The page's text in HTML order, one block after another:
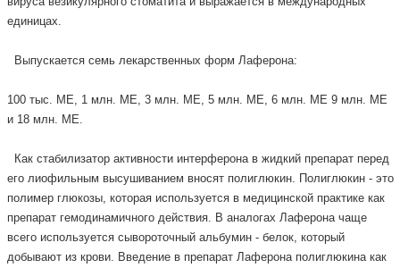
единицах.
Выпускается семь лекарственных форм Лаферона:
100 тыс. МЕ, 1 млн. МЕ, 3 млн. МЕ, 5 млн. МЕ, 6 млн. МЕ 9 млн. МЕ
и 18 млн. МЕ.
Как стабилизатор активности интерферона в жидкий препарат перед
его лиофильным высушиванием вносят полиглюкин. Полиглюкин - это
полимер глюкозы, которая используется в медицинской практике как
препарат гемодинамичного действия. В аналогах Лаферона чаще
всего используется сывороточный альбумин - белок, который
добывают из крови. Введение в препарат Лаферона полиглюкина как